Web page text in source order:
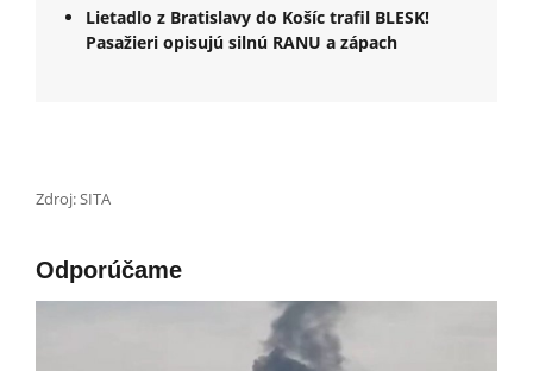
Lietadlo z Bratislavy do Košíc trafil BLESK!
Pasažieri opisujú silnú RANU a zápach
Zdroj: SITA
Odporúčame